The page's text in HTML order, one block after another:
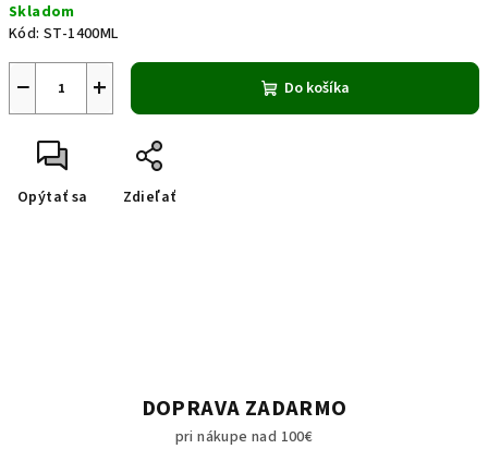
cena:
Skladom
Kód: ST-1400ML
+
− Do košíka
Opýtať sa Zdieľať
DOPRAVA ZADARMO
pri nákupe nad 100€